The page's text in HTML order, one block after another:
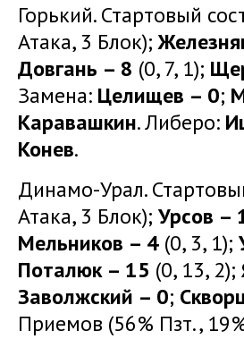
Горький. Стартовый
Атака, 3 Блок);
Довгань – 8 (0, 7, 1);
Замена: Целищев – 0;
Каравашкин. Либеро:
Конев.
Динамо-Урал.
Атака, 3 Блок); Урсов –
Мельников – 4 (0, 3, 1);
Поталюк – 15 (0, 13, 2);
Заволжский – 0;
Приемов (56% Пзт.,